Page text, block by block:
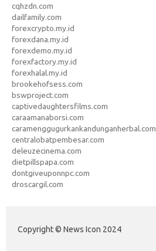
cqhzdn.com
dailfamily.com
forexcrypto.my.id
forexdana.my.id
forexdemo.my.id
forexfactory.my.id
forexhalal.my.id
brookehofsess.com
bswproject.com
captivedaughtersfilms.com
caraamanaborsi.com
caramenggugurkankandunganherbal.com
centralobatpembesar.com
deleuzecinema.com
dietpillspapa.com
dontgiveuponnpc.com
droscargil.com
Copyright © News Icon 2024